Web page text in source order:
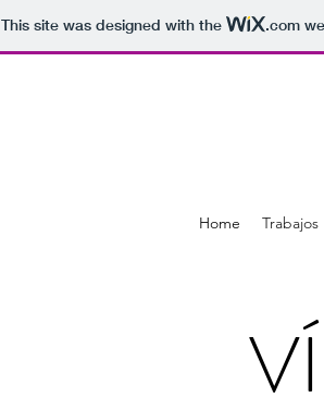
This site was designed with the .com
Home Trabajos